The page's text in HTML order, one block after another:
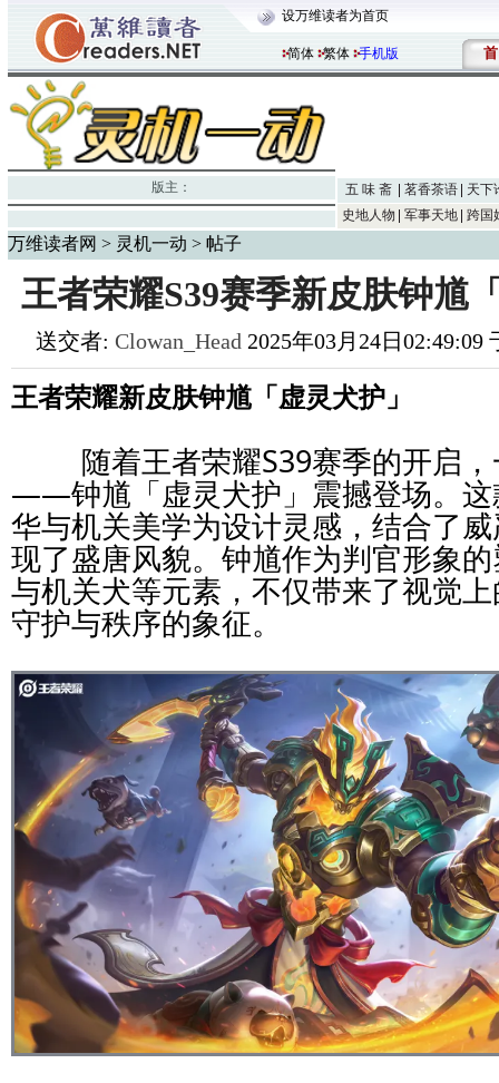
设万维读者为首页
简体 繁体 手机版 首
版主： 五 味 斋 茗香茶语
天下
史地人物
军事天地 跨国
万维读者网 > 灵机一动 > 帖子
王者荣耀S39赛季新皮肤钟馗
送交者: Clowan_Head 2025年03月24日
王者荣耀新皮肤钟馗「虚灵犬护」
随着王者荣耀S39赛季的开启，
——钟馗「虚灵犬护」震撼登场。这
华与机关美学为设计灵感，结合了
现了盛唐风貌。钟馗作为判官形象
与机关犬等元素，不仅带来了视觉
守护与秩序的象征。